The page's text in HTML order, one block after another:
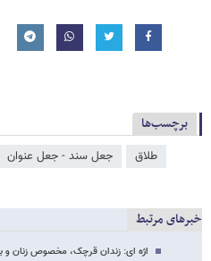
برچسب‌ها
طلاق جعل سند - جعل عنوان
خبرهای مرتبط
اژه ای: زندان قرچک، مخصوص زنان و